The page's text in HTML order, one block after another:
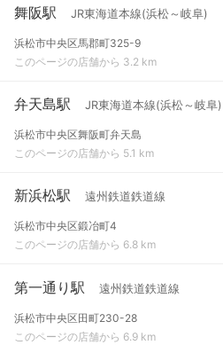
舞阪駅 JR東海道本線(浜松～岐阜)
浜松市中央区馬郡町325-9
このページの店舗から 3.2 km
弁天島駅 JR東海道本線(浜松～岐阜)
浜松市中央区舞阪町弁天島
このページの店舗から 5.1 km
新浜松駅 遠州鉄道鉄道線
浜松市中央区鍛冶町4
このページの店舗から 6.8 km
第一通り駅 遠州鉄道鉄道線
浜松市中央区田町230-28
このページの店舗から 6.9 km